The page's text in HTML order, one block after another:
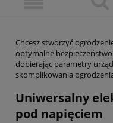
Chcesz stworzyć
optymalne
dobierając parametry
skomplikowania
Uniwersalny
pod napięciem